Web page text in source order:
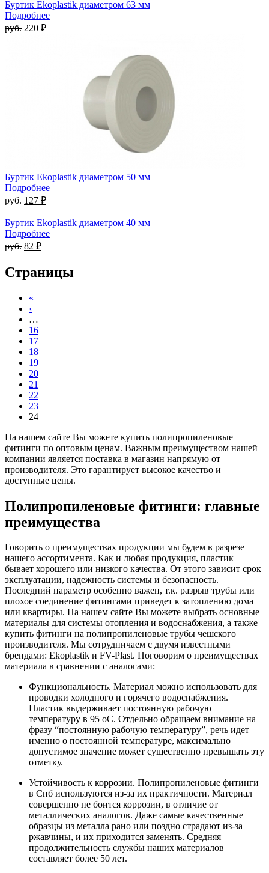
Буртик Ekoplastik диаметром 63 мм
Подробнее
руб. 220 ₽
Буртик Ekoplastik диаметром 50 мм
Подробнее
руб. 127 ₽
Буртик Ekoplastik диаметром 40 мм
Подробнее
руб. 82 ₽
Страницы
«
‹
…
16
17
18
19
20
21
22
23
24
На нашем сайте Вы можете купить полипропиленовые
фитинги по оптовым ценам. Важным преимуществом нашей
компании является поставка в магазин напрямую от
производителя. Это гарантирует высокое качество и
доступные цены.
Полипропиленовые фитинги: главные
преимущества
Говорить о преимуществах продукции мы будем в разрезе
нашего ассортимента. Как и любая продукция, пластик
бывает хорошего или низкого качества. От этого зависит срок
эксплуатации, надежность системы и безопасность.
Последний параметр особенно важен, т.к. разрыв трубы или
плохое соединение фитингами приведет к затоплению дома
или квартиры. На нашем сайте Вы можете выбрать основные
материалы для системы отопления и водоснабжения, а также
купить фитинги на полипропиленовые трубы чешского
производителя. Мы сотрудничаем с двумя известными
брендами: Ekoplastik и FV-Plast. Поговорим о преимуществах
материала в сравнении с аналогами:
Функциональность. Материал можно использовать для
проводки холодного и горячего водоснабжения.
Пластик выдерживает постоянную рабочую
температуру в 95 оС. Отдельно обращаем внимание на
фразу “постоянную рабочую температуру”, речь идет
именно о постоянной температуре, максимально
допустимое значение может существенно превышать эту
отметку.
Устойчивость к коррозии. Полипропиленовые фитинги
в Спб используются из-за их практичности. Материал
совершенно не боится коррозии, в отличие от
металлических аналогов. Даже самые качественные
образцы из металла рано или поздно страдают из-за
ржавчины, и их приходится заменять. Средняя
продолжительность службы наших материалов
составляет более 50 лет.